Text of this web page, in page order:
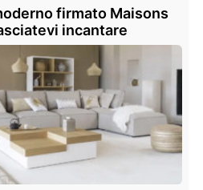
firmato Maisons
incantare